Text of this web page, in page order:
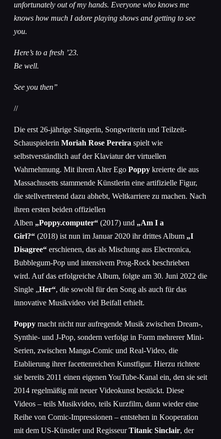
unfortunately out of my hands. Everyone who knows me
knows how much I adore playing shows and getting to see
you.
Here’s to a fresh ’23.
Be well.
See you then”
//
Die erst 26-jährige Sängerin, Songwriterin und Teilzeit-
Schauspielerin Moriah Rose Pereira spielt wie
selbstverständlich auf der Klaviatur der virtuellen
Wahrnehmung. Mit ihrem Alter Ego Poppy kreierte die aus
Massachusetts stammende Künstlerin eine artifizielle Figur,
die stellvertretend dazu abhebt, Weltkarriere zu machen. Nach
ihren ersten beiden offiziellen
Alben „Poppy.computer“ (2017) und „Am I a
Girl?“ (2018) ist nun im Januar 2020 ihr drittes Album „I
Disagree“ erschienen, das als Mischung aus Electronica,
Bubblegum-Pop und intensivem Prog-Rock beschrieben
wird. Auf das erfolgreiche Album, folgte am 30. Juni 2022 die
Single „Her“, die sowohl für den Song als auch für das
innovative Musikvideo viel Beifall erhielt.
Poppy macht nicht nur aufregende Musik zwischen Dream-,
Synthie- und J-Pop, sondern verfolgt in Form mehrerer Mini-
Serien, zwischen Manga-Comic und Real-Video, die
Etablierung ihrer facettenreichen Kunstfigur. Hierzu richtete
sie bereits 2011 einen eigenen YouTube-Kanal ein, den sie seit
2014 regelmäßig mit neuer Videokunst bestückt. Diese
Videos – teils Musikvideo, teils Kurzfilm, dann wieder eine
Reihe von Comic-Impressionen – entstehen in Kooperation
mit dem US-Künstler und RegisseurTitanic Sinclair, der